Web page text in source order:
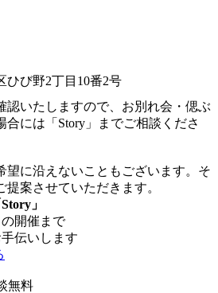
ひび野2丁目10番2号
認いたしますので、お別れ会・偲ぶ
合には「Story」までご相談くださ
に沿えないこともございます。そ
案させていただきます。
」
開催まで
伝いします
無料